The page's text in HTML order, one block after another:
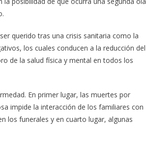
querido tras una crisis sanitaria como la
los cuales conducen a la reducción del
de la salud física y mental en todos los
En primer lugar, las muertes por
impide la interacción de los familiares con
los funerales y en cuarto lugar, algunas